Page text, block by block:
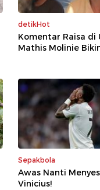
detikHot
Komentar Raisa di
Mathis Molinie
Sepakbola
Awas Nanti
Vinicius!